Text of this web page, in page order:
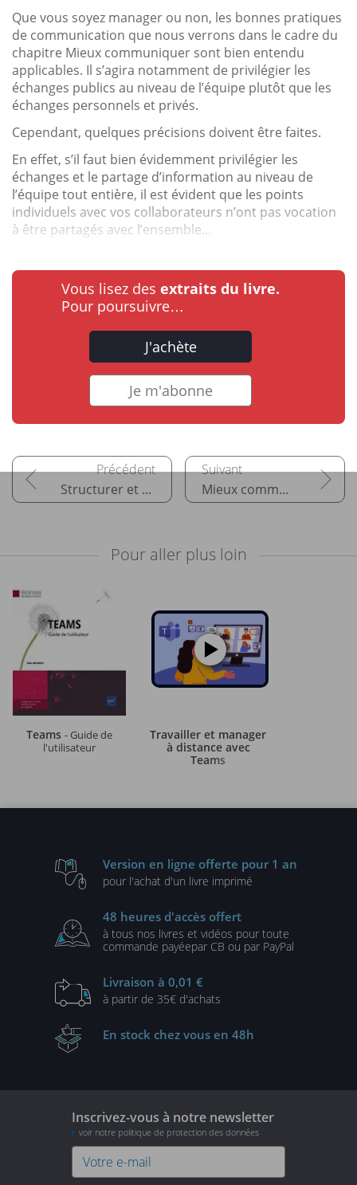
Que vous soyez manager ou non, les bonnes pratiques
de communication que nous verrons dans le cadre du
chapitre Mieux communiquer sont bien entendu
applicables. Il s’agira notamment de privilégier les
échanges publics au niveau de l’équipe plutôt que les
échanges personnels et privés.
Cependant, quelques précisions doivent être faites.
En effet, s’il faut bien évidemment privilégier les
échanges et le partage d’information au niveau de
l’équipe tout entière, il est évident que les points
individuels avec vos collaborateurs n’ont pas vocation
à être partagés avec l’ensemble...
Vous lisez des extraits du livre.
Pour poursuivre…
J'achète
Je m'abonne
Structurer et administrer une équipe Mieux communiquer
Pour aller plus loin
Teams - Guide de
l'utilisateur
Travailler et manager
à distance avec
Teams
Version en ligne offerte pour 1 an
pour l'achat d'un livre imprimé
48 heures d'accès offert
à tous nos livres et vidéos pour toute
commande payéepar CB ou par PayPal
Livraison à 0,01 €
à partir de 35€ d'achats
En stock chez vous en 48h
Inscrivez-vous à notre newsletter
voir notre politique de protection des données